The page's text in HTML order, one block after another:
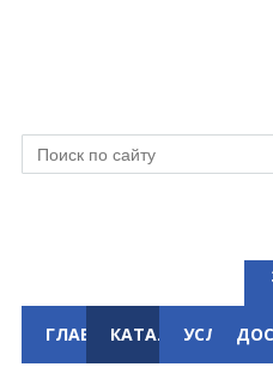
ГЛАВНАЯКАТАЛОГУСЛУГИ